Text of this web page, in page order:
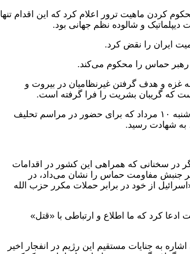
کردن ماهیت ترور اعلام کرد که این اقدام تنها
دیپلماتیک و شالوده نظم جهانی بود.
ایران را نقض کرد.
رهبر حماس را محکوم می‌کند.
غزه و هدف گرفتن غیرنظامیان در بیروت و
که گریبان بشریت را فرا گرفته است.
اسماعیل هنیه رئیس دفتر سیاسی حماس بامداد روز چهارشنبه ۱۰ مرداد که برای حضور در مراسم تحلیف
به شهادت رسید.
در سخنانی که همراهی این کشور در اقدامات
جنبش مفاومت حماس را نشان می‌داد، در
از خود در برابر حملات مکرر حزب الله
ادعا کرد که ما اطلاع و ارتباطی با «قتل»
به جنایات مستقیم این رژیم در انفجار اخیر